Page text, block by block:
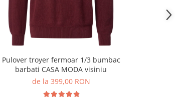
Pulover troyer fermoar 1/3 bumbac
barbati CASA MODA visiniu
de la 399,00 RON